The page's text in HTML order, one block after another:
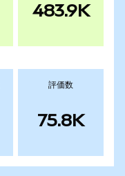
483.9K
評価数
75.8K